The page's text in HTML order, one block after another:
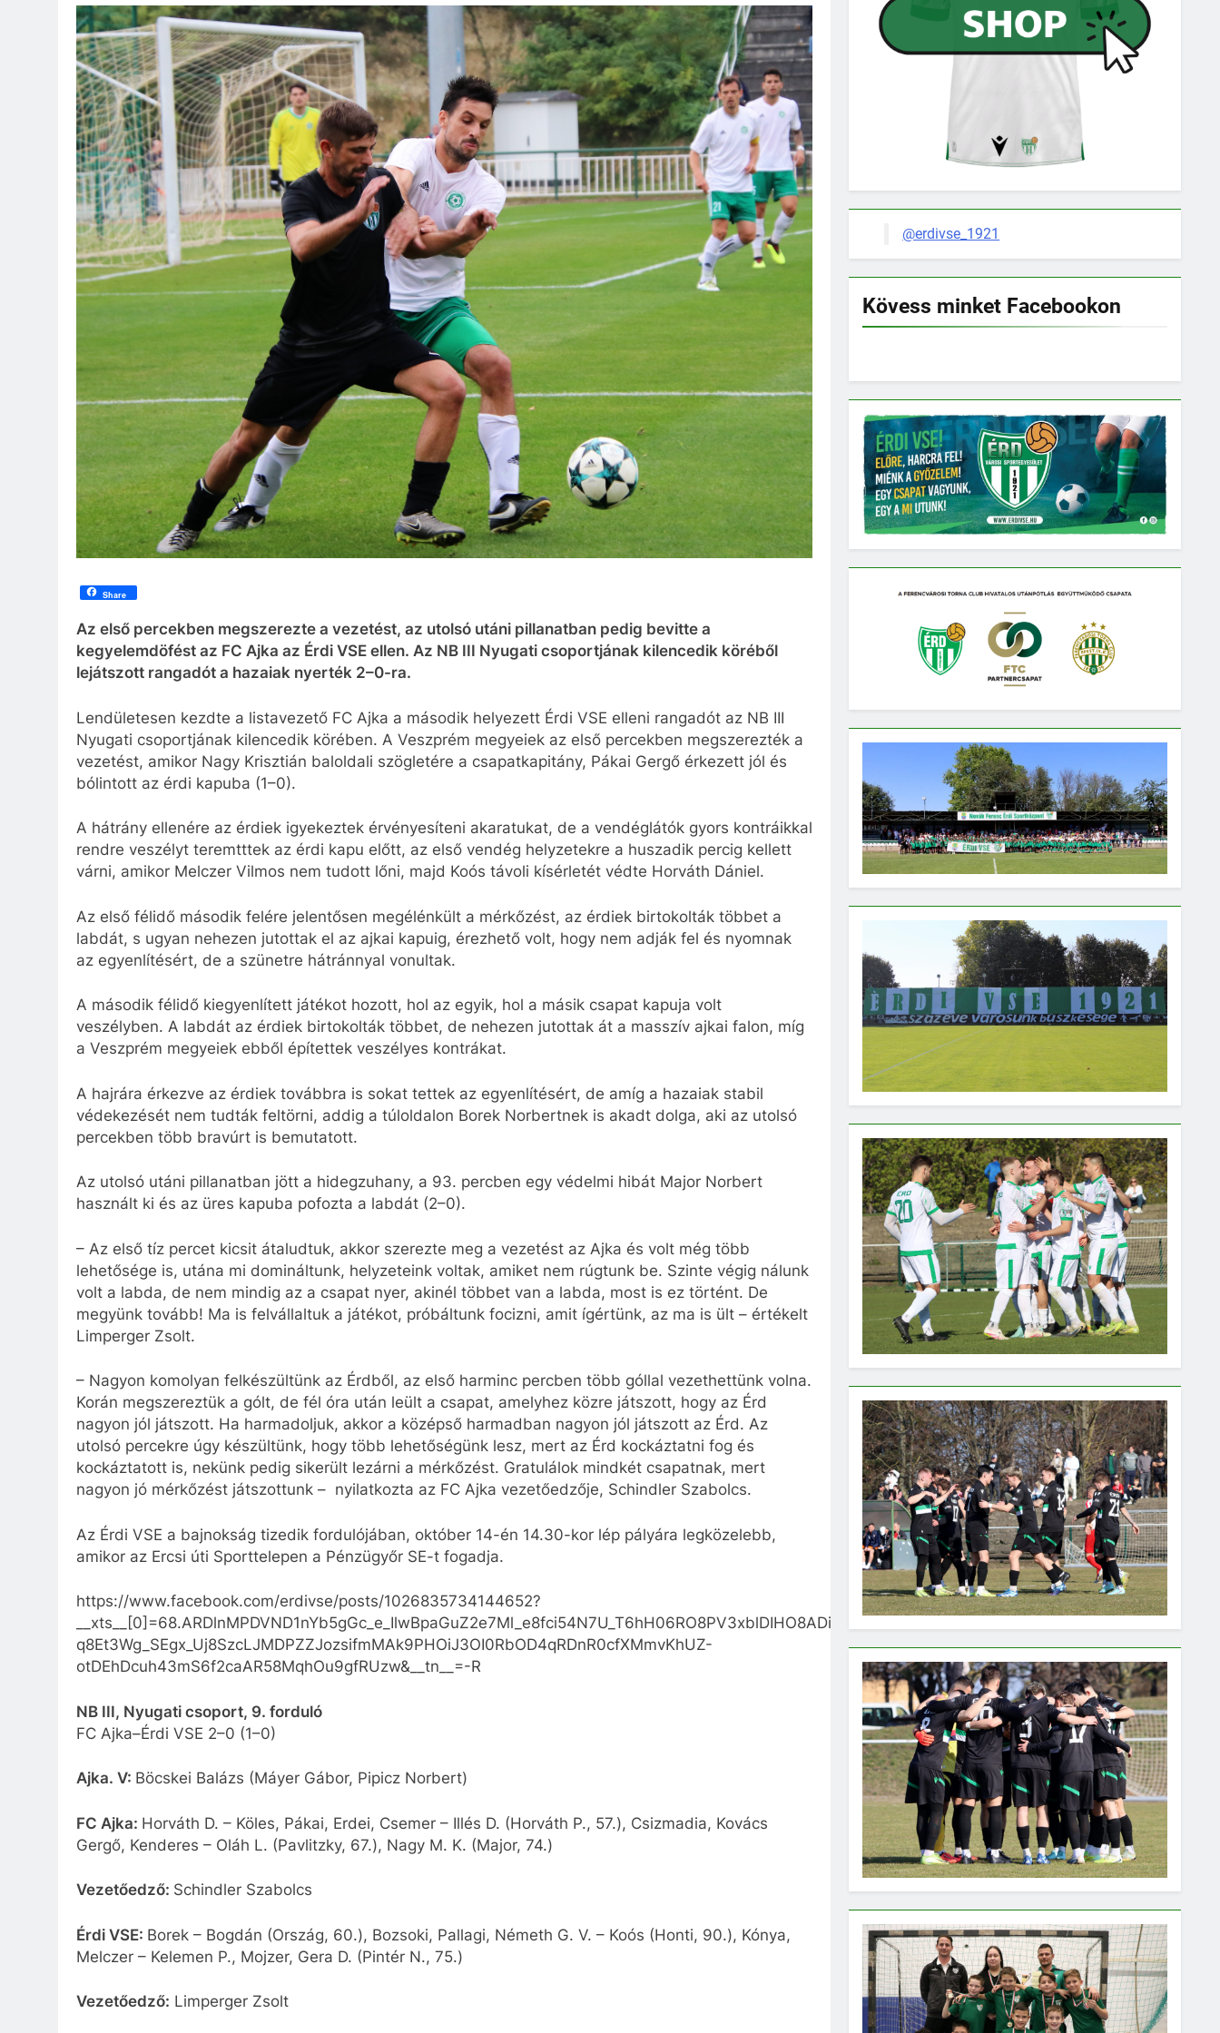
Share
Az első percekben megszerezte a vezetést, az utolsó utáni pillanatban pedig bevitte a
kegyelemdöfést az FC Ajka az Érdi VSE ellen. Az NB III Nyugati csoportjának kilencedik köréből
lejátszott rangadót a hazaiak nyerték 2–0-ra.
Lendületesen kezdte a listavezető FC Ajka a második helyezett Érdi VSE elleni rangadót az NB III
Nyugati csoportjának kilencedik körében. A Veszprém megyeiek az első percekben megszerezték a
vezetést, amikor Nagy Krisztián baloldali szögletére a csapatkapitány, Pákai Gergő érkezett jól és
bólintott az érdi kapuba (1–0).
A hátrány ellenére az érdiek igyekeztek érvényesíteni akaratukat, de a vendéglátók gyors kontráikkal
rendre veszélyt teremtttek az érdi kapu előtt, az első vendég helyzetekre a huszadik percig kellett
várni, amikor Melczer Vilmos nem tudott lőni, majd Koós távoli kísérletét védte Horváth Dániel.
Az első félidő második felére jelentősen megélénkült a mérkőzést, az érdiek birtokolták többet a
labdát, s ugyan nehezen jutottak el az ajkai kapuig, érezhető volt, hogy nem adják fel és nyomnak
az egyenlítésért, de a szünetre hátránnyal vonultak.
A második félidő kiegyenlített játékot hozott, hol az egyik, hol a másik csapat kapuja volt
veszélyben. A labdát az érdiek birtokolták többet, de nehezen jutottak át a masszív ajkai falon, míg
a Veszprém megyeiek ebből építettek veszélyes kontrákat.
A hajrára érkezve az érdiek továbbra is sokat tettek az egyenlítésért, de amíg a hazaiak stabil
védekezését nem tudták feltörni, addig a túloldalon Borek Norbertnek is akadt dolga, aki az utolsó
percekben több bravúrt is bemutatott.
Az utolsó utáni pillanatban jött a hidegzuhany, a 93. percben egy védelmi hibát Major Norbert
használt ki és az üres kapuba pofozta a labdát (2–0).
– Az első tíz percet kicsit átaludtuk, akkor szerezte meg a vezetést az Ajka és volt még több
lehetősége is, utána mi domináltunk, helyzeteink voltak, amiket nem rúgtunk be. Szinte végig nálunk
volt a labda, de nem mindig az a csapat nyer, akinél többet van a labda, most is ez történt. De
megyünk tovább! Ma is felvállaltuk a játékot, próbáltunk focizni, amit ígértünk, az ma is ült – értékelt
Limperger Zsolt.
– Nagyon komolyan felkészültünk az Érdből, az első harminc percben több góllal vezethettünk volna.
Korán megszereztük a gólt, de fél óra után leült a csapat, amelyhez közre játszott, hogy az Érd
nagyon jól játszott. Ha harmadoljuk, akkor a középső harmadban nagyon jól játszott az Érd. Az
utolsó percekre úgy készültünk, hogy több lehetőségünk lesz, mert az Érd kockáztatni fog és
kockáztatott is, nekünk pedig sikerült lezárni a mérkőzést. Gratulálok mindkét csapatnak, mert
nagyon jó mérkőzést játszottunk – nyilatkozta az FC Ajka vezetőedzője, Schindler Szabolcs.
Az Érdi VSE a bajnokság tizedik fordulójában, október 14-én 14.30-kor lép pályára legközelebb,
amikor az Ercsi úti Sporttelepen a Pénzügyőr SE-t fogadja.
https://www.facebook.com/erdivse/posts/1026835734144652?
__xts__[0]=68.ARDlnMPDVND1nYb5gGc_e_IlwBpaGuZ2e7Ml_e8fci54N7U_T6hH06RO8PV3xblDIHO8ADiJgeYyDDo-
q8Et3Wg_SEgx_Uj8SzcLJMDPZZJozsifmMAk9PHOiJ3OI0RbOD4qRDnR0cfXMmvKhUZ-
otDEhDcuh43mS6f2caAR58MqhOu9gfRUzw&__tn__=-R
NB III, Nyugati csoport, 9. forduló
FC Ajka–Érdi VSE 2–0 (1–0)
Ajka. V: Böcskei Balázs (Máyer Gábor, Pipicz Norbert)
FC Ajka: Horváth D. – Köles, Pákai, Erdei, Csemer – Illés D. (Horváth P., 57.), Csizmadia, Kovács
Gergő, Kenderes – Oláh L. (Pavlitzky, 67.), Nagy M. K. (Major, 74.)
Vezetőedző: Schindler Szabolcs
Érdi VSE: Borek – Bogdán (Ország, 60.), Bozsoki, Pallagi, Németh G. V. – Koós (Honti, 90.), Kónya,
Melczer – Kelemen P., Mojzer, Gera D. (Pintér N., 75.)
Vezetőedző: Limperger Zsolt
@erdivse_1921
Kövess minket Facebookon